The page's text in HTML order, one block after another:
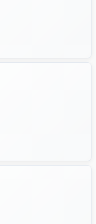
giúp người dùng dễ dàng
động tay.
động và lên đỉnh, hỗ trợ
vùng nhạy cảm khác.
kết hợp
mong muốn – vừa rung
liên tục trong nhiều giờ –
qua cổng USB tiện lợi.
sử dụng an toàn trong